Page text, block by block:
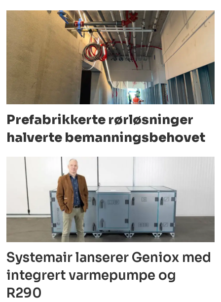
Prefabrikkerte rørløsninger
halverte bemanningsbehovet
Systemair lanserer Geniox med
integrert varmepumpe og
R290